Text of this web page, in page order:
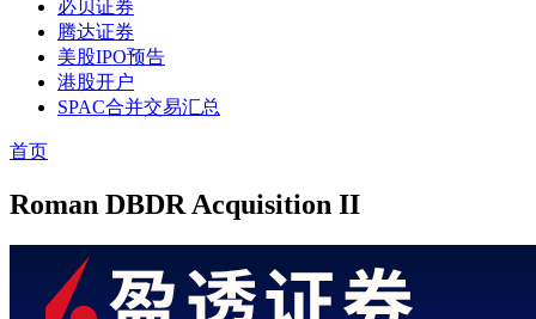
必贝证券
腾达证券
美股IPO预告
港股开户
SPAC合并交易汇总
首页
Roman DBDR Acquisition II